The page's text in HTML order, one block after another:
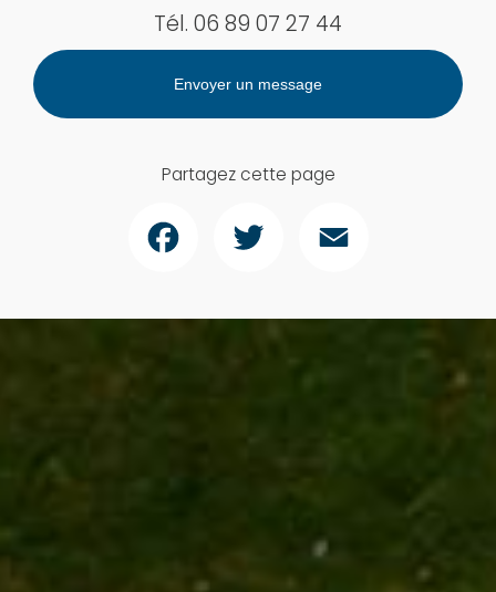
Tél. 06 89 07 27 44
Envoyer un message
Partagez cette page